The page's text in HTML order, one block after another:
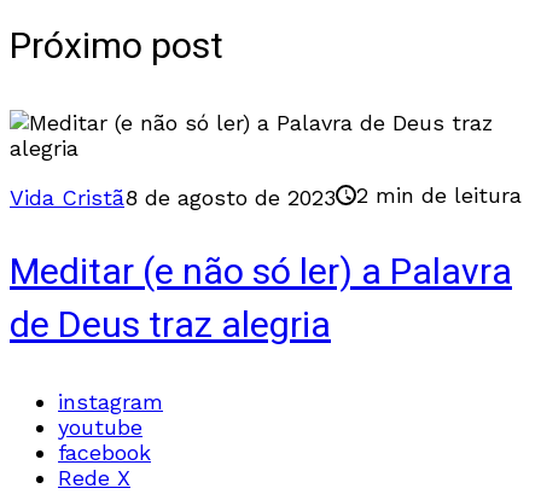
Próximo post
Vida Cristã8 de agosto de 2023 2 min de leitura
Meditar (e não só ler) a Palavra
de Deus traz alegria
instagram
youtube
facebook
Rede X